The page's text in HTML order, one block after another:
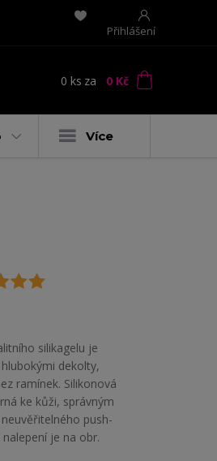
Přihlášení
0 ks za 0 Kč
Více
silikagelu je
dekolty,
ramínek. Silikonová
ke kůži, správným
push-
je na obr.